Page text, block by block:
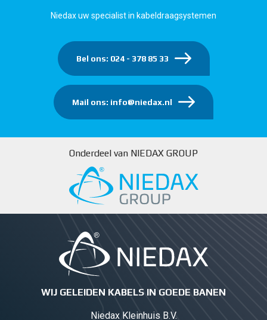
Niedax uw specialist in kabeldraagsystemen
Bel ons: 024 - 378 85 33
Mail ons: info@niedax.nl
Onderdeel van NIEDAX GROUP
WIJ GELEIDEN KABELS IN GOEDE BANEN
Niedax Kleinhuis B.V.